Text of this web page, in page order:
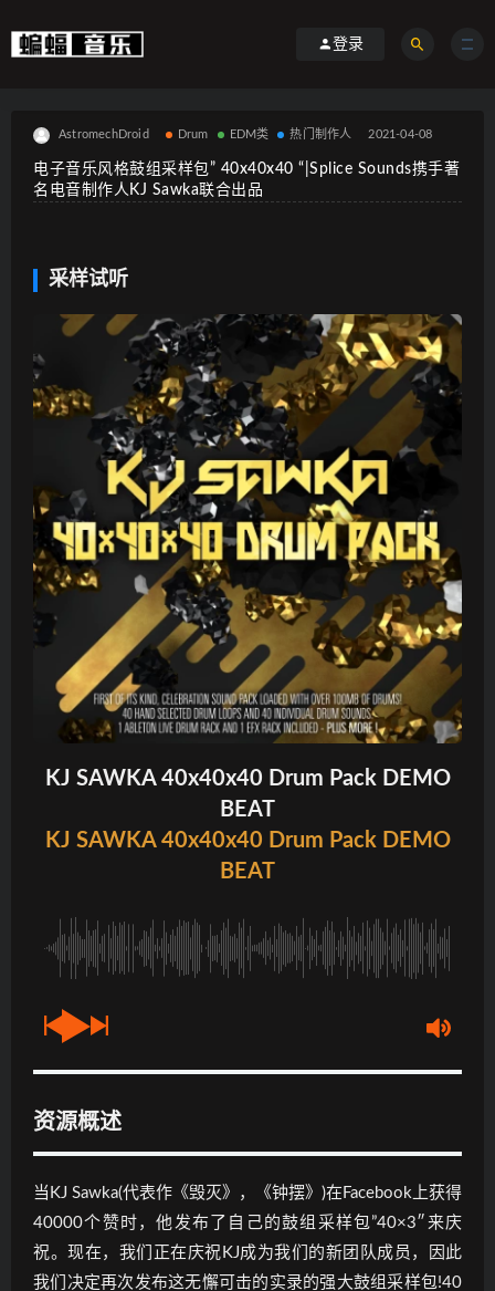
登录
AstromechDroid Drum EDM类 热门制作人 2021-04-08
电子音乐风格鼓组采样包” 40x40x40 “|Splice Sounds携手著
名电音制作人KJ Sawka联合出品
采样试听
KJ SAWKA 40x40x40 Drum Pack DEMO
BEAT
KJ SAWKA 40x40x40 Drum Pack DEMO
BEAT
资源概述
当KJ Sawka(代表作《毁灭》，《钟摆》)在Facebook上获得
40000个赞时，他发布了自己的鼓组采样包”40×3″来庆
祝。现在，我们正在庆祝KJ成为我们的新团队成员，因此
我们决定再次发布这无懈可击的实录的强大鼓组采样包!40